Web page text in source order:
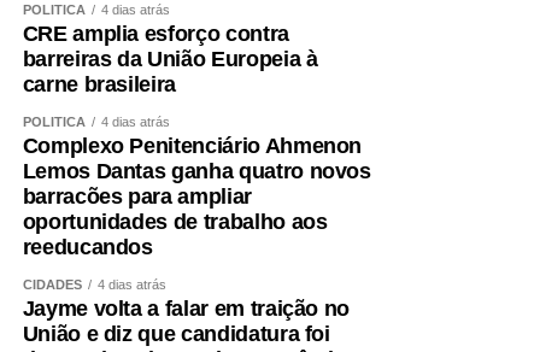
POLÍTICA 4 dias atrás
CRE amplia esforço contra
barreiras da União Europeia à
carne brasileira
POLÍTICA 4 dias atrás
Complexo Penitenciário Ahmenon
Lemos Dantas ganha quatro novos
barracões para ampliar
oportunidades de trabalho aos
reeducandos
CIDADES 4 dias atrás
Jayme volta a falar em traição no
União e diz que candidatura foi